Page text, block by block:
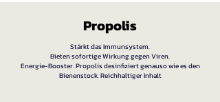
Propolis
Stärkt das Immunsystem.
Bieten sofortige Wirkung gegen Viren.
Energie-Booster. Propolis desinfiziert genauso wie es den
Bienenstock. Reichhaltiger Inhalt